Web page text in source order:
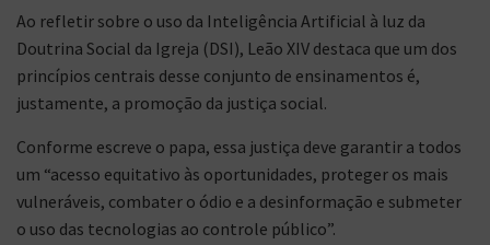
Ao refletir sobre o uso da Inteligência Artificial à luz da
Doutrina Social da Igreja (DSI), Leão XIV destaca que um dos
princípios centrais desse conjunto de ensinamentos é,
justamente, a promoção da justiça social.
Conforme escreve o papa, essa justiça deve garantir a todos
um “acesso equitativo às oportunidades, proteger os mais
vulneráveis, combater o ódio e a desinformação e submeter
o uso das tecnologias ao controle público”.